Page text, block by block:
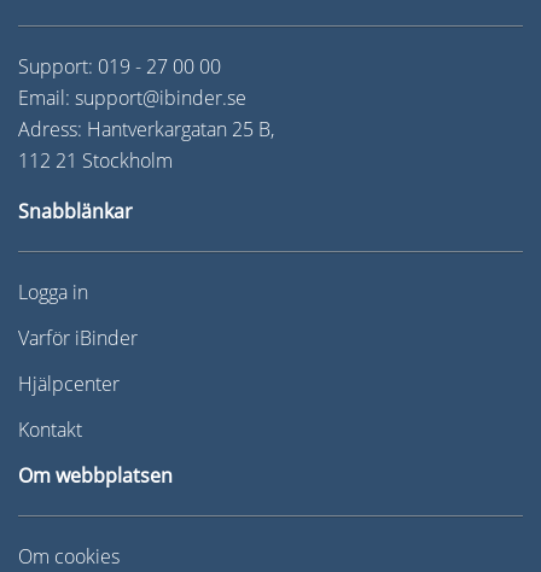
Support: 019 - 27 00 00
Email: support@ibinder.se
Adress: Hantverkargatan 25 B,
112 21 Stockholm
Snabblänkar
Logga in
Varför iBinder
Hjälpcenter
Kontakt
Om webbplatsen
Om cookies